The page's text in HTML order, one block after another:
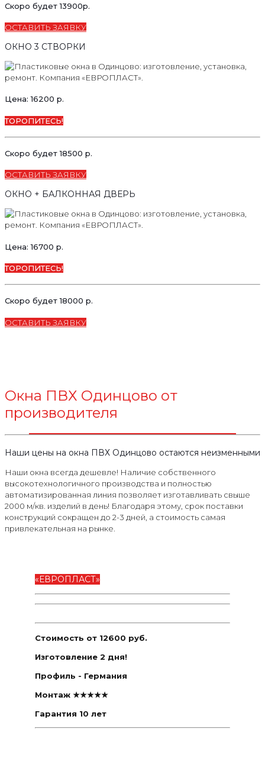
Скоро будет 13900р.
ОСТАВИТЬ ЗАЯВКУ
ОКНО 3 СТВОРКИ
Цена: 16200 р.
ТОРОПИТЕСЬ!
Скоро будет 18500 р.
ОСТАВИТЬ ЗАЯВКУ
ОКНО + БАЛКОННАЯ ДВЕРЬ
Цена: 16700 р.
ТОРОПИТЕСЬ!
Скоро будет 18000 р.
ОСТАВИТЬ ЗАЯВКУ
Окна ПВХ Одинцово от
производителя
Наши цены на окна ПВХ Одинцово остаются неизменными
Наши окна всегда дешевле! Наличие собственного
высокотехнологичного производства и полностью
автоматизированная линия позволяет изготавливать свыше
2000 м/кв. изделий в день! Благодаря этому, срок поставки
конструкций сокращен до 2-3 дней, а стоимость самая
привлекательная на рынке.
«ЕВРОПЛАСТ»
Стоимость от 12600 руб.
Изготовление 2 дня!
Профиль - Германия
Монтаж ★★★★★
Гарантия 10 лет